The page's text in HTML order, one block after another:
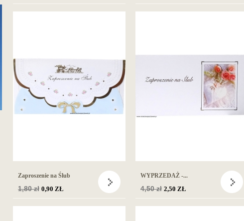
Zaproszenie na Ślub
Cena
1,80 zł 0,90 ZŁ
WYPRZEDAŻ -...
Cena
4,50 zł 2,50 ZŁ